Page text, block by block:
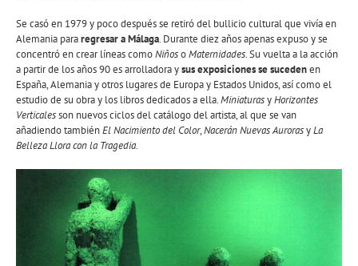
Se casó en 1979 y poco después se retiró del bullicio cultural que vivía en
Alemania pararegresar a Málaga. Durante diez años apenas expuso y se
concentró en crear líneas comoNiñosoMaternidades.Su vuelta a la acción
a partir de los años 90 es arrolladora ysus exposiciones se sucedenen
España, Alemania y otros lugares de Europa y Estados Unidos, así como el
estudio de su obra y los libros dedicados a ella.MiniaturasyHorizontes
Verticalesson nuevos ciclos del catálogo del artista, al que se van
añadiendo tambiénEl Nacimiento del Color,Nacerán Nuevas AurorasyLa
Belleza Llora con la Tragedia.